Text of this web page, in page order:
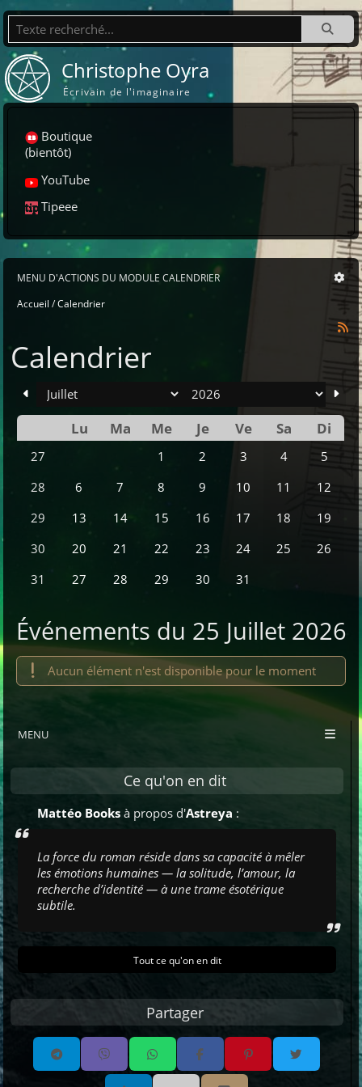
Recherche
Christophe Oyra
Écrivain de l'imaginaire
Boutique
(bientôt)
YouTube
Tipeee
MENU
Ce qu'on en dit
Mattéo Books à propos d'Astreya :
La force du roman réside dans sa capacité à mêler
les émotions humaines — la solitude, l’amour, la
recherche d’identité — à une trame ésotérique
subtile.
Tout ce qu'on en dit
Partager
MENU D'ACTIONS DU MODULE CALENDRIER
Accueil Calendrier
Calendrier
Se Lu Ma Me Je Ve Sa Di
27 1 2 3 4
5
28
6 7 8 9 10 11
12
29
13 14 15 16 17 18
19
30
20 21 22 23 24 25
26
31
27 28 29 30 31
Événements du 25 Juillet 2026
Aucun élément n'est disponible pour le moment